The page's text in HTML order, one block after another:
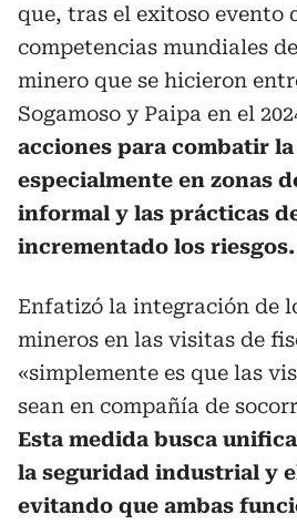
que, tras el exitoso evento
competencias mundiales
minero que se hicieron
Sogamoso y Paipa en el
acciones para combatir
especialmente en zonas
informal y las prácticas
incrementado los riesgos.
Enfatizó la integración de
mineros en las visitas de
«simplemente es que las
sean en compañía de
Esta medida busca
la seguridad industrial y
evitando que ambas